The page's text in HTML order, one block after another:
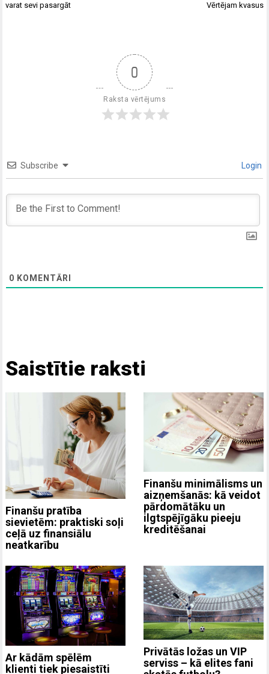
varat sevi pasargāt
Vērtējam kvasus
0
Raksta vērtējums
Subscribe Login
0 KOMENTĀRI
Saistītie raksti
Finanšu pratība
sievietēm: praktiski soļi
ceļā uz finansiālu
neatkarību
Finanšu minimālisms un
aizņemšanās: kā veidot
pārdomātāku un
ilgtspējīgāku pieeju
kreditēšanai
Ar kādām spēlēm
klienti tiek piesaistīti
Privātās ložas un VIP
serviss – kā elites fani